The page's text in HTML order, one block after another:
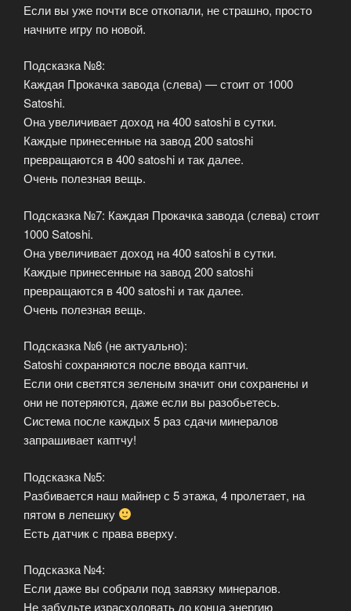
Если вы уже почти все откопали, не страшно, просто
начните игру по новой.
Подсказка №8:
Каждая Прокачка завода (слева) — стоит от 1000
Satoshi.
Она увеличивает доход на 400 satoshi в сутки.
Каждые принесенные на завод 200 satoshi
превращаются в 400 satoshi и так далее.
Очень полезная вещь.
Подсказка №7: Каждая Прокачка завода (слева) стоит
1000 Satoshi.
Она увеличивает доход на 400 satoshi в сутки.
Каждые принесенные на завод 200 satoshi
превращаются в 400 satoshi и так далее.
Очень полезная вещь.
Подсказка №6 (не актуально):
Satoshi сохраняются после ввода каптчи.
Если они светятся зеленым значит они сохранены и
они не потеряются, даже если вы разобьетесь.
Система после каждых 5 раз сдачи минералов
запрашивает каптчу!
Подсказка №5:
Разбивается наш майнер с 5 этажа, 4 пролетает, на
пятом в лепешку
Есть датчик с права вверху.
Подсказка №4:
Если даже вы собрали под завязку минералов.
Не забудьте израсходовать до конца энергию